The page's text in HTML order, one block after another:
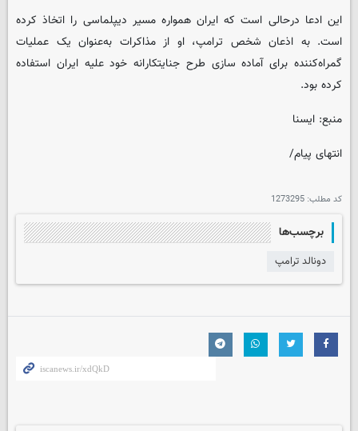
این ادعا درحالی است که ایران همواره مسیر دیپلماسی را اتخاذ کرده
است. به اذعان شخص ترامپ، او از مذاکرات به‌عنوان یک عملیات
گمراه‌کننده برای آماده سازی طرح جنایتکارانه خود علیه ایران استفاده
کرده بود.
منبع: ایسنا
انتهای پیام/
کد مطلب: 1273295
برچسب‌ها
دونالد ترامپ